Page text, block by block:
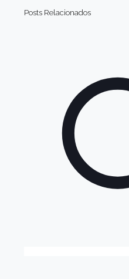
Posts Relacionados